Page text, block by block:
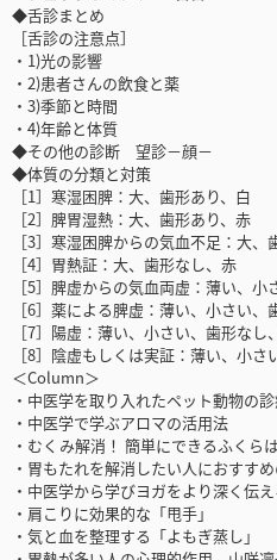
◆舌診まとめ
［舌診の注意点］
・1)光の影響
・2)患者さんの飲食と薬
・3)季節と時間
・4)年齢と体質
◆その他の診断 望診－顔－
◆体質の分類と対策
［1］寒湿困脾：大、歯形あり、白
［2］脾胃湿熱：大、歯形あり、赤
［3］寒湿困脾からの気血不足：大、
［4］胃熱証：大、歯形なし、赤
［5］脾虚からの気血両虚：薄い、
［6］薬による脾虚：薄い、小さい
［7］陽虚：薄い、小さい、歯形なし
［8］陰虚もしくは実証：薄い、小
＜Column＞
・中医学を取り入れたペット動物の
・中医学で学ぶアロマの活用法
・むくみ解消！ 簡単にできるふくら
・胃もたれを解消したい人におすす
・中医学から学びヨガをより深く伝
・肩こりに効果的な「甩手」
・気と血を整理する「よもぎ蒸し」